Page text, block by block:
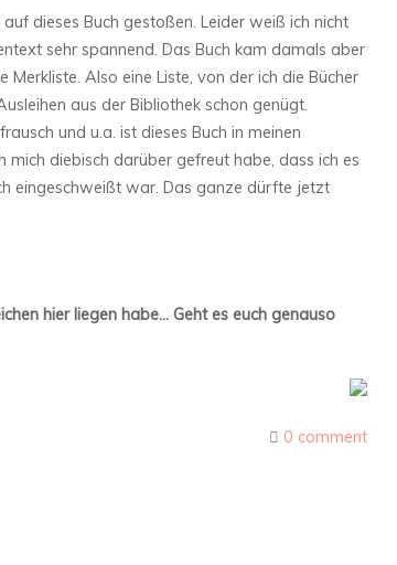
dieses Buch gestoßen. Leider weiß ich nicht
sehr spannend. Das Buch kam damals aber
Also eine Liste, von der ich die Bücher
aus der Bibliothek schon genügt.
und u.a. ist dieses Buch in meinen
diebisch darüber gefreut habe, dass ich es
eingeschweißt war. Das ganze dürfte jetzt
hier liegen habe… Geht es euch genauso
0 comment